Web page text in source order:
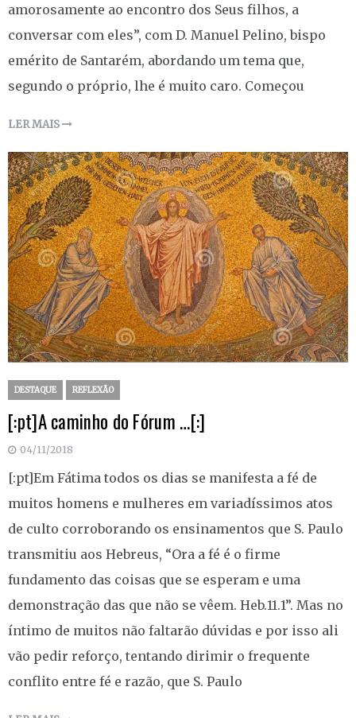
amorosamente ao encontro dos Seus filhos, a
conversar com eles”, com D. Manuel Pelino, bispo
emérito de Santarém, abordando um tema que,
segundo o próprio, lhe é muito caro. Começou
LER MAIS
DESTAQUE REFLEXÃO
[:pt]A caminho do Fórum …[:]
04/11/2018
[:pt]Em Fátima todos os dias se manifesta a fé de
muitos homens e mulheres em variadíssimos atos
de culto corroborando os ensinamentos que S. Paulo
transmitiu aos Hebreus, “Ora a fé é o firme
fundamento das coisas que se esperam e uma
demonstração das que não se vêem. Heb.11.1”. Mas no
íntimo de muitos não faltarão dúvidas e por isso ali
vão pedir reforço, tentando dirimir o frequente
conflito entre fé e razão, que S. Paulo